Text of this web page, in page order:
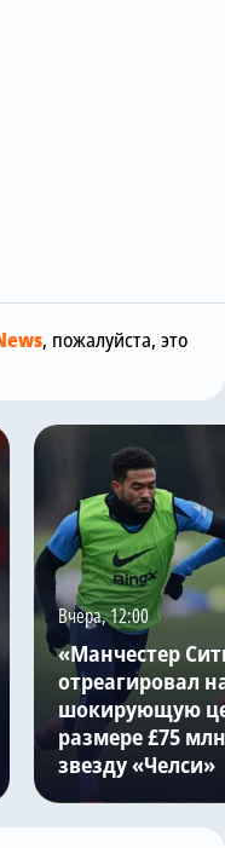
, пожалуйста, это
Вчера, 12:00
«Манчестер
отреагировал
шокирующую
размере £75
звезду «Челси»